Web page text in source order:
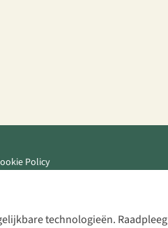
technologieën.
Policy